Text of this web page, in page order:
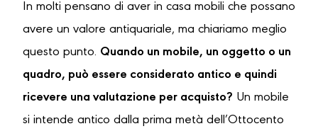
In molti pensano di aver in casa mobili che possano
avere un valore antiquariale, ma chiariamo meglio
questo punto. Quando un mobile, un oggetto o un
quadro, può essere considerato antico e quindi
ricevere una valutazione per acquisto? Un mobile
si intende antico dalla prima metà dell’Ottocento